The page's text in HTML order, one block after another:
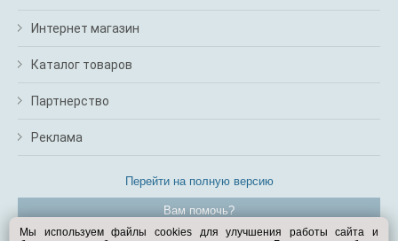
Интернет магазин
Каталог товаров
Партнерство
Реклама
Перейти на полную версию
Вам помочь?
Мы используем файлы cookies для улучшения работы сайта и